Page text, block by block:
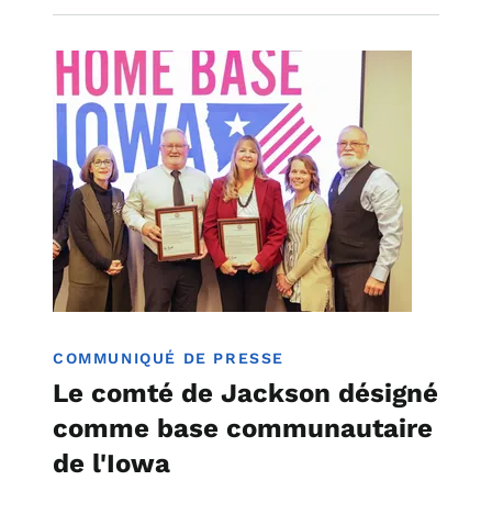
Base d'attache de l'Iowa
COMMUNIQUÉ DE PRESSE
Le comté de Jackson désigné
comme base communautaire
de l'Iowa
Image